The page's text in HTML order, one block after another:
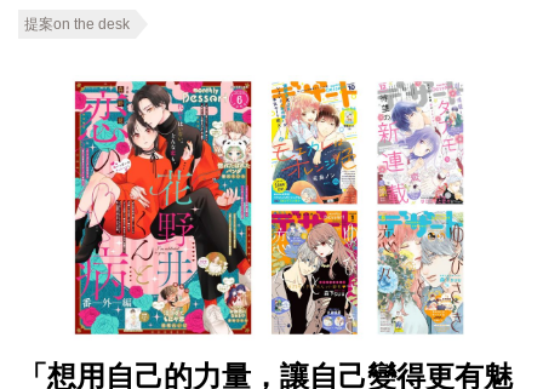
提案on the desk
「想用自己的力量，讓自己變得更有魅